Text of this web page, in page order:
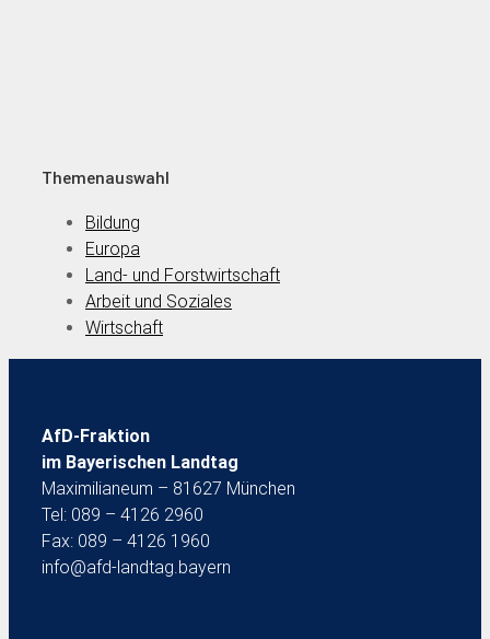
Themenauswahl
Bildung
Europa
Land- und Forstwirtschaft
Arbeit und Soziales
Wirtschaft
AfD-Fraktion
im Bayerischen Landtag
Maximilianeum – 81627 München
Tel: 089 – 4126 2960
Fax: 089 – 4126 1960
info@afd-landtag.bayern